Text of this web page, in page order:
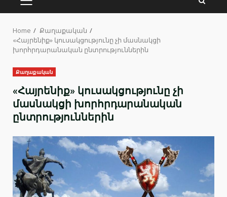
PRIMARY
Home
Քաղաքական
«Հայրենիք» կուսակցությունը չի մասնակցի
խորհրդարանական ընտրություններին
Քաղաքական
«Հայրենիք» կուսակցությունը չի
մասնակցի խորհրդարանական
ընտրություններին